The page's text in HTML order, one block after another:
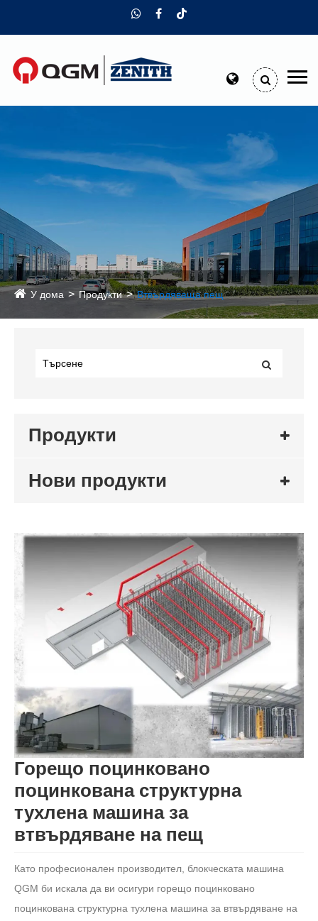
У дома Продукти Втвърдяваща пещ
Продукти
Нови продукти
Горещо поцинковано
поцинкована структурна
тухлена машина за
втвърдяване на пещ
Като професионален производител, блокческата машина
QGM би искала да ви осигури горещо поцинковано
поцинкована структурна тухлена машина за втвърдяване на